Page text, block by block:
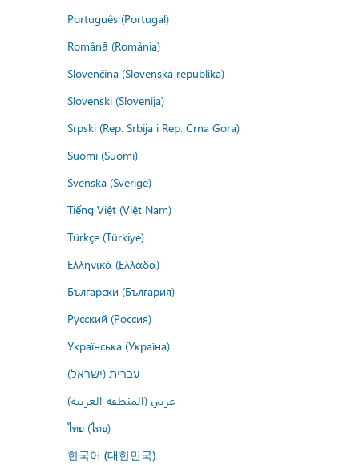
Português (Portugal)
Română (România)
Slovenčina (Slovenská republika)
Slovenski (Slovenija)
Srpski (Rep. Srbija i Rep. Crna Gora)
Suomi (Suomi)
Svenska (Sverige)
Tiếng Việt (Việt Nam)
Türkçe (Türkiye)
Ελληνικά (Ελλάδα)
Български (България)
Русский (Россия)
Українська (Україна)
עברית (ישראל)
عربي (المنطقة العربية)
ไทย (ไทย)
한국어 (대한민국)